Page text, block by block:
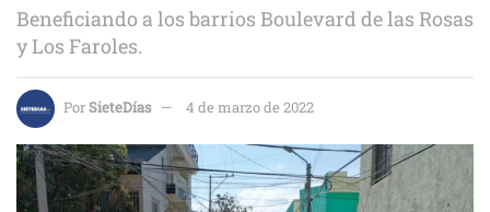
Beneficiando a los barrios Boulevard de las Rosas
y Los Faroles.
PorSieteDías 4 de marzo de 2022